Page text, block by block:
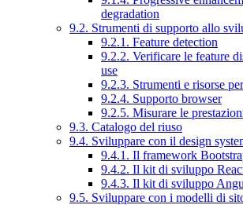
degradation
9.2. Strumenti di supporto allo
9.2.1. Feature detection
9.2.2. Verificare le feature
use
9.2.3. Strumenti e risorse
9.2.4. Supporto browser
9.2.5. Misurare le
9.3. Catalogo del riuso
9.4. Sviluppare con il design
9.4.1. Il framework
9.4.2. Il kit di sviluppo
9.4.3. Il kit di sviluppo
9.5. Sviluppare con i modelli di